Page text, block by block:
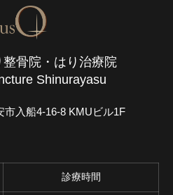
骨院・はり治療院
Shinurayasu
市入船4-16-8 KMUビル1F
診療時間